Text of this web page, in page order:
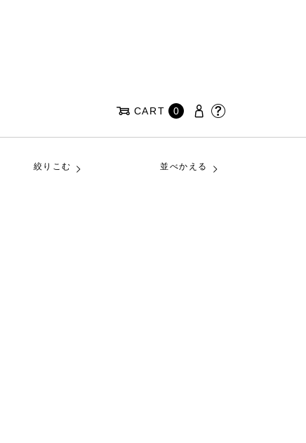
CART 0
絞りこむ 並べかえる